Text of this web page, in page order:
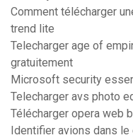
Comment télécharger
trend lite
Telecharger age of
gratuitement
Microsoft security
Telecharger avs photo
Télécharger opera web
Identifier avions dans le